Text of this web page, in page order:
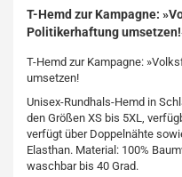
T-Hemd zur Kampagne:
Politikerhaftung
T-Hemd zur Kampagne:
umsetzen!
Unisex-Rundhals-Hemd in
den Größen XS bis 5XL,
verfügt über Doppelnähte
Elasthan. Material: 100%
waschbar bis 40 Grad.